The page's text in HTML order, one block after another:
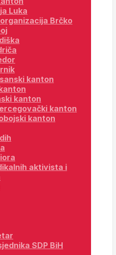
Luka
Brčko
kanton
kanton
kanton
kanton
aktivista i
SDP BiH